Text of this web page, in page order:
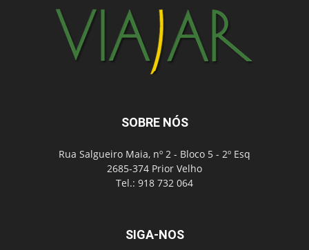
SOBRE NÓS
Rua Salgueiro Maia, nº 2 - Bloco 5 - 2º Esq
2685-374 Prior Velho
Tel.: 918 732 064
SIGA-NOS